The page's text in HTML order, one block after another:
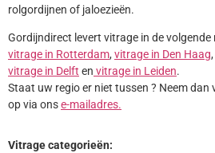
rolgordijnen of jaloezieën.
Gordijndirect levert vitrage in de volgende
vitrage in Rotterdam, vitrage in Den Haag,
vitrage in Delft en vitrage in Leiden.
Staat uw regio er niet tussen ? Neem
op via onse-mailadres.
Vitrage categorieën: